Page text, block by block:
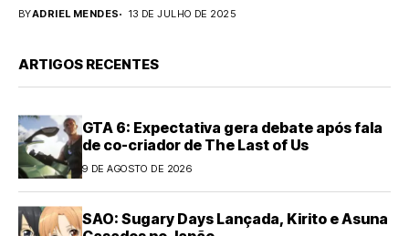
BYADRIEL MENDES 13 DE JULHO DE 2025
ARTIGOS RECENTES
GTA 6: Expectativa gera debate após fala
de co-criador de The Last of Us
9 DE AGOSTO DE 2026
SAO: Sugary Days Lançada, Kirito e Asuna